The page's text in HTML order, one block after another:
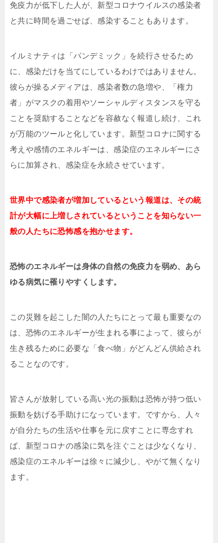
免疫力が低下した人が、新型コロナウイルスの感染者
と共に時間を過ごせば、感染することもあります。
イルミナティは「パンデミック」を続行させるため
に、感染だけを当てにしているわけではありません。
彼らが操るメディアは、感染者数の急増や、「権力
者」がマスクの着用やソーシャルディスタンスを守る
ことを奨励することなどを容赦なく報道し続け、これ
が万能のツールと化しています。新型コロナに関する
考えや感情のエネルギーは、感染症のエネルギーにさ
らに加算され、感染症を永続させています。
世界中で感染者が増加しているという報道は、その統
計が大幅に上増しされているということを知らない一
般の人たちに恐怖感を抱かせます。
恐怖のエネルギーは身体の自然の免疫力を弱め、あら
ゆる病気に罹りやすくします。
この災難を起こした闇の人たちにとって最も重要なの
は、恐怖のエネルギーが生まれる事によって、彼らが
生き残るために必要な「食べ物」がどんどん供給され
ることなのです。
皆さんが放射している高い光の振動は恐怖が持つ低い
振動を妨げる手助けになっています。ですから、人々
が自分たちの生活や仕事を元に戻すことに専念すれ
ば、新型コロナの感染に気を注ぐことは少なくなり、
感染症のエネルギーは徐々に減少し、やがて無くなり
ます。